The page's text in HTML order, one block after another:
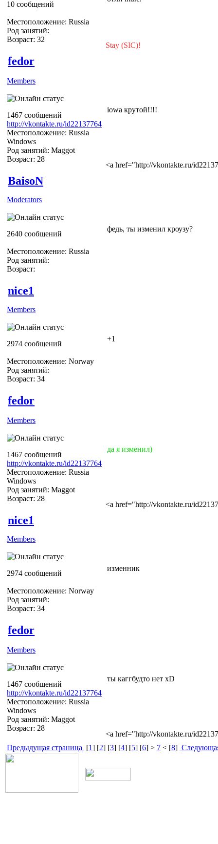
10 сообщений
Местоположение: Russia
Род занятий:
Возраст: 32
Stay (SIC)!
fedor
Members
1467 сообщений
http://vkontakte.ru/id22137764
Местоположение: Russia
Windows
Род занятий: Maggot
Возраст: 28
iowa крутой!!!!
<a href="http://vkontakte.ru/
BaisoN
Moderators
2640 сообщений
Местоположение: Russia
Род занятий:
Возраст:
федь, ты изменил кроузу?
nice1
Members
2974 сообщений
Местоположение: Norway
Род занятий:
Возраст: 34
+1
fedor
Members
1467 сообщений
http://vkontakte.ru/id22137764
Местоположение: Russia
Windows
Род занятий: Maggot
Возраст: 28
да я изменил)
<a href="http://vkontakte.ru/
nice1
Members
2974 сообщений
Местоположение: Norway
Род занятий:
Возраст: 34
изменник
fedor
Members
1467 сообщений
http://vkontakte.ru/id22137764
Местоположение: Russia
Windows
Род занятий: Maggot
Возраст: 28
ты каггбудто нет xD
<a href="http://vkontakte.ru/
Предыдущая страница [1] [2] [3] [4] [5] [6] > 7 < [8]